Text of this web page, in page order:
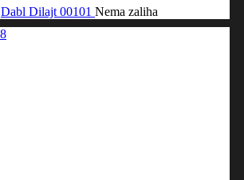
Dabl Dilajt 00101 Nema zaliha